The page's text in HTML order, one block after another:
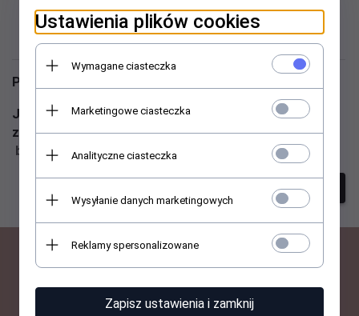
Niestety nie znaleziono
produktu!
Podaj inne słowa i spróbuj raz jeszcze
Jeśli nadal masz problem z wyszukaniem produktu -
zadzwoń do nas ☎ 513 059 007 lub napisz ✉
biuro@abant.pl
szukanie zaawansowane
Ustawienia plików cookies
Wymagane ciasteczka
Marketingowe ciasteczka
Analityczne ciasteczka
Wysyłanie danych marketingowych
Reklamy spersonalizowane
Zapisz ustawienia i zamknij